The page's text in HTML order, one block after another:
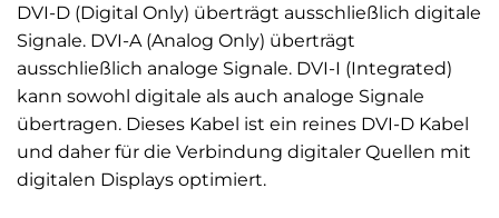
DVI-D (Digital Only) überträgt ausschließlich digitale
Signale. DVI-A (Analog Only) überträgt
ausschließlich analoge Signale. DVI-I (Integrated)
kann sowohl digitale als auch analoge Signale
übertragen. Dieses Kabel ist ein reines DVI-D Kabel
und daher für die Verbindung digitaler Quellen mit
digitalen Displays optimiert.